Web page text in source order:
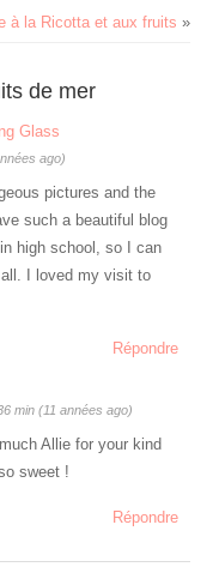
à la Ricotta et aux fruits »
de mer
Glass
ago)
pictures and the
such a beautiful blog
high school, so I can
I loved my visit to
Répondre
min (11 années ago)
Allie for your kind
sweet !
Répondre